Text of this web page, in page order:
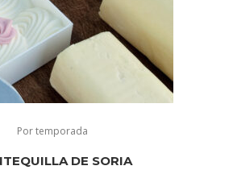
Por temporada
DE SORIA